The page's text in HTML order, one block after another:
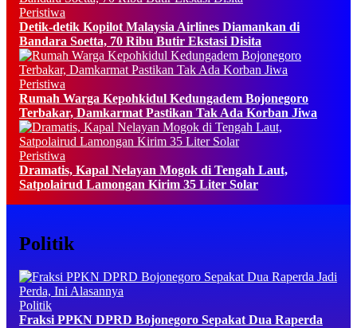
Peristiwa
Detik-detik Kopilot Malaysia Airlines Diamankan di
Bandara Soetta, 70 Ribu Butir Ekstasi Disita
Peristiwa
Rumah Warga Kepohkidul Kedungadem Bojonegoro
Terbakar, Damkarmat Pastikan Tak Ada Korban Jiwa
Peristiwa
Dramatis, Kapal Nelayan Mogok di Tengah Laut,
Satpolairud Lamongan Kirim 35 Liter Solar
Politik
Politik
Fraksi PPKN DPRD Bojonegoro Sepakat Dua Raperda